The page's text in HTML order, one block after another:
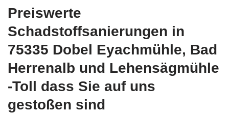
Preiswerte
Schadstoffsanierungen in
75335 Dobel Eyachmühle, Bad
Herrenalb und Lehensägmühle
-Toll dass Sie auf uns
gestoßen sind